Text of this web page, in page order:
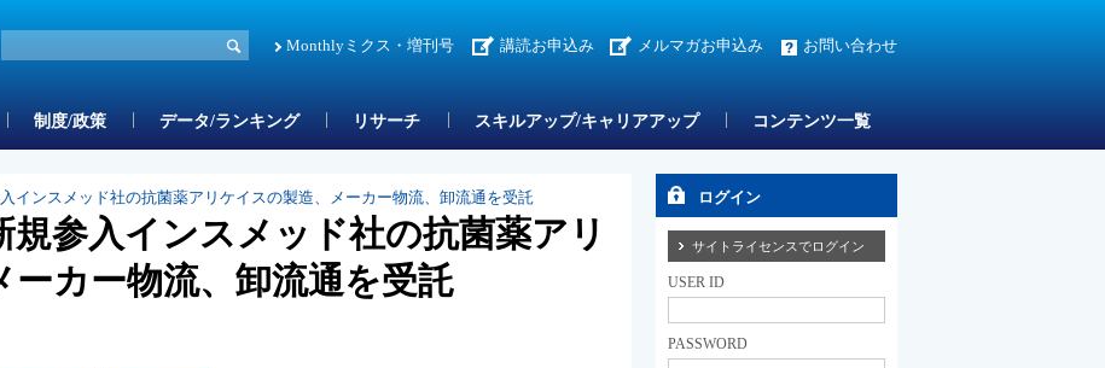
Monthlyミクス・増刊号 講読お申込み メルマガお申込み お問い合わせ
制度/政策 データ/ランキング リサーチ スキルアップ/キャリアアップ コンテンツ一覧
インスメッド社の抗菌薬アリケイスの製造、メーカー物流、卸流通を受託
参入インスメッド社の抗菌薬アリ
ーカー物流、卸流通を受託
ログイン
サイトライセンスでログイン
USER ID
PASSWORD